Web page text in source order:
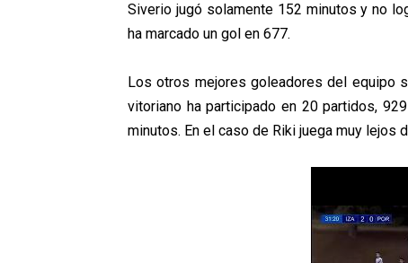
Siverio jugó solamente 152 minutos y no
ha marcado un gol en 677.
Los otros mejores goleadores del equipo
vitoriano ha participado en 20 partidos,
minutos. En el caso de Riki juega muy lejos